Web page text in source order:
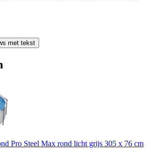
met tekst
Pro Steel Max rond licht grijs 305 x 76 cm